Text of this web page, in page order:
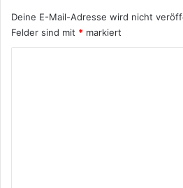
Deine E-Mail-Adresse wird nicht
Felder sind mit * markiert